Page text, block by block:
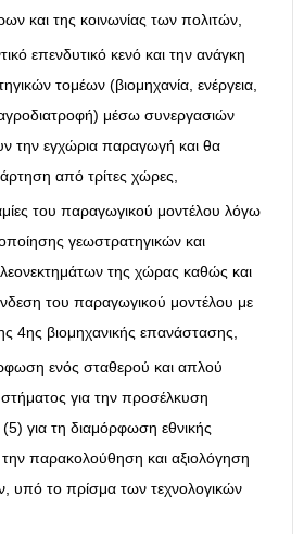
και της κοινωνίας των πολιτών,
επενδυτικό κενό και την ανάγκη
τομέων (βιομηχανία, ενέργεια,
μέσω συνεργασιών
την εγχώρια παραγωγή και θα
από τρίτες χώρες,
του παραγωγικού μοντέλου λόγω
γεωστρατηγικών και
της χώρας καθώς και
του παραγωγικού μοντέλου με
4ης βιομηχανικής επανάστασης,
ενός σταθερού και απλού
για την προσέλκυση
για τη διαμόρφωση εθνικής
την παρακολούθηση και αξιολόγηση
υπό το πρίσμα των τεχνολογικών